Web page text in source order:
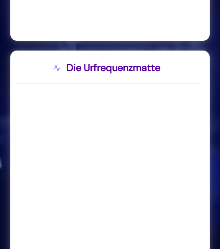
Die Urfrequenzmatte